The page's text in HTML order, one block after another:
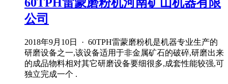
60TPH雷蒙磨粉机河南矿山机器有限
公司
2018年9月10日 · 60TPH雷蒙磨粉机是机器专业生产的
研磨设备之一,该设备适用于非金属矿石的破碎,研磨出来
的成品物料相对其它研磨设备要细很多,成套性能较强,可
独立完成一个 .